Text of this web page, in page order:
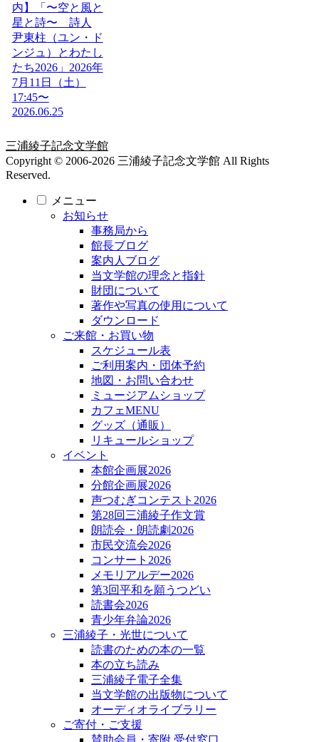
内】「〜空と風と
星と詩〜 詩人
尹東柱（ユン・ド
ンジュ）とわたし
たち2026」2026年
7月11日（土）
17:45〜
2026.06.25
三浦綾子記念文学館
Copyright © 2006-2026 三浦綾子記念文学館 All Rights
Reserved.
メニュー
お知らせ
事務局から
館長ブログ
案内人ブログ
当文学館の理念と指針
財団について
著作や写真の使用について
ダウンロード
ご来館・お買い物
スケジュール表
ご利用案内・団体予約
地図・お問い合わせ
ミュージアムショップ
カフェMENU
グッズ（通販）
リキュールショップ
イベント
本館企画展2026
分館企画展2026
声つむぎコンテスト2026
第28回三浦綾子作文賞
朗読会・朗読劇2026
市民交流会2026
コンサート2026
メモリアルデー2026
第3回平和を願うつどい
読書会2026
青少年弁論2026
三浦綾子・光世について
読書のための本の一覧
本の立ち読み
三浦綾子電子全集
当文学館の出版物について
オーディオライブラリー
ご寄付・ご支援
賛助会員・寄附 受付窓口